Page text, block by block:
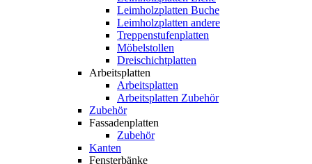
Leimholzplatten Buche
Leimholzplatten andere
Treppenstufenplatten
Möbelstollen
Dreischichtplatten
Arbeitsplatten
Arbeitsplatten
Arbeitsplatten Zubehör
Zubehör
Fassadenplatten
Zubehör
Kanten
Fensterbänke